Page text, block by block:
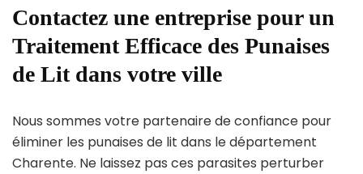
Contactez une entreprise pour un
Traitement Efficace des Punaises
de Lit dans votre ville
Nous sommes votre partenaire de confiance pour
éliminer les punaises de lit dans le département
Charente. Ne laissez pas ces parasites perturber